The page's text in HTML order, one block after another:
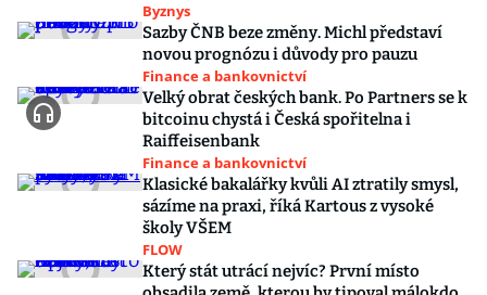
Byznys
Sazby ČNB beze změny. Michl představí
novou prognózu i důvody pro pauzu
Finance a bankovnictví
Velký obrat českých bank. Po Partners se k
bitcoinu chystá i Česká spořitelna i
Raiffeisenbank
Finance a bankovnictví
Klasické bakalářky kvůli AI ztratily smysl,
sázíme na praxi, říká Kartous z vysoké
školy VŠEM
FLOW
Který stát utrácí nejvíc? První místo